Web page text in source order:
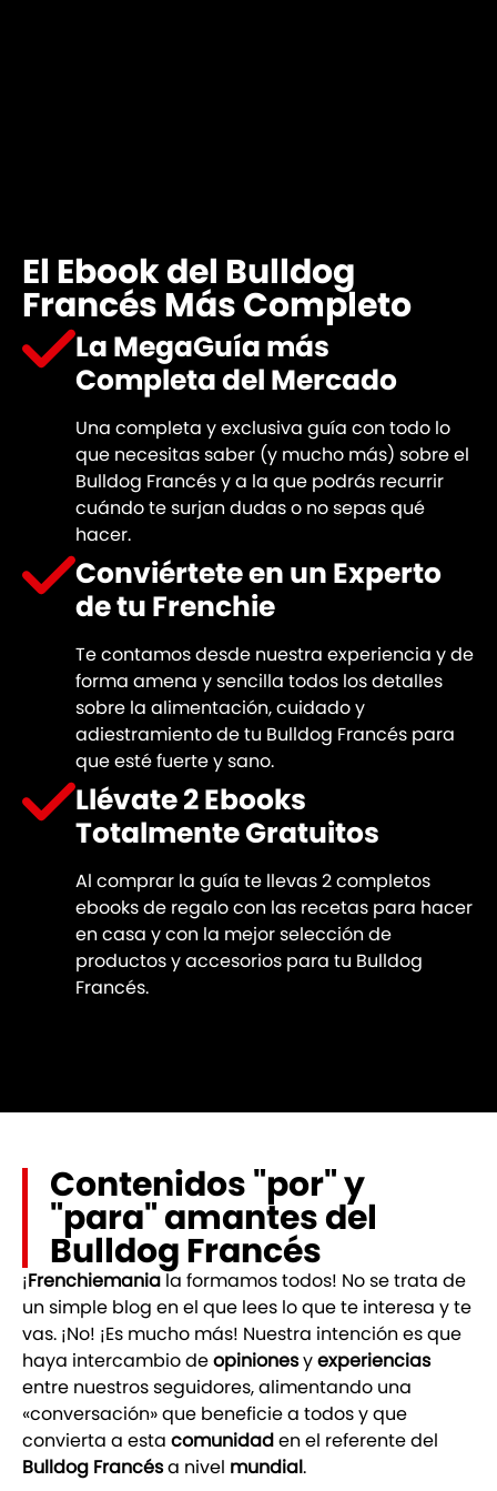
El Ebook del Bulldog
Francés Más Completo
La MegaGuía más
Completa del Mercado
Una completa y exclusiva guía con todo lo
que necesitas saber (y mucho más) sobre el
Bulldog Francés y a la que podrás recurrir
cuándo te surjan dudas o no sepas qué
hacer.
Conviértete en un Experto
de tu Frenchie
Te contamos desde nuestra experiencia y de
forma amena y sencilla todos los detalles
sobre la alimentación, cuidado y
adiestramiento de tu Bulldog Francés para
que esté fuerte y sano.
Llévate 2 Ebooks
Totalmente Gratuitos
Al comprar la guía te llevas 2 completos
ebooks de regalo con las recetas para hacer
en casa y con la mejor selección de
productos y accesorios para tu Bulldog
Francés.
Contenidos "por" y
"para" amantes del
Bulldog Francés
¡Frenchiemania la formamos todos! No se trata de
un simple blog en el que lees lo que te interesa y te
vas. ¡No! ¡Es mucho más! Nuestra intención es que
haya intercambio deopinionesyexperiencias
entre nuestros seguidores, alimentando una
«conversación» que beneficie a todos y que
convierta a esta comunidaden el referente del
Bulldog Francésa nivel mundial.